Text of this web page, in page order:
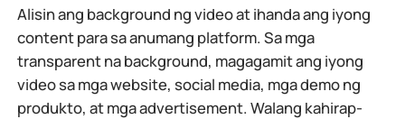
Alisin ang background ng video at ihanda ang iyong
content para sa anumang platform. Sa mga
transparent na background, magagamit ang iyong
video sa mga website, social media, mga demo ng
produkto, at mga advertisement. Walang kahirap-